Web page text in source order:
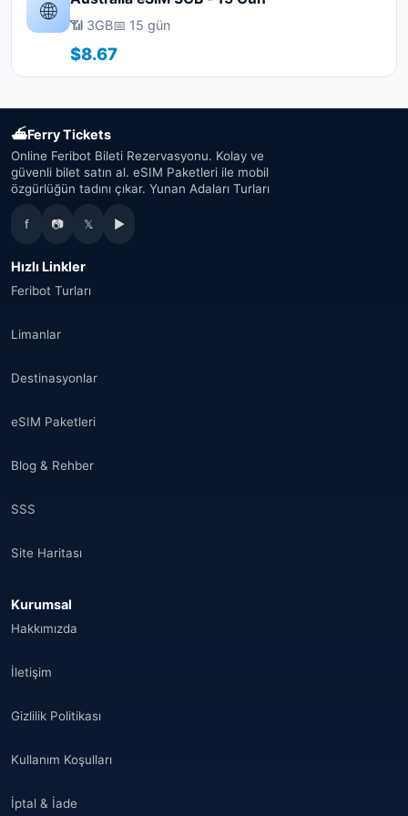
🌐
📶 3GB📅 15 gün
$8.67
⛴Ferry Tickets
Online Feribot Bileti Rezervasyonu. Kolay ve
güvenli bilet satın al. eSIM Paketleri ile mobil
özgürlüğün tadını çıkar. Yunan Adaları Turları
f 📷 𝕏 ▶
Hızlı Linkler
Feribot Turları
Limanlar
Destinasyonlar
eSIM Paketleri
Blog & Rehber
SSS
Site Haritası
Kurumsal
Hakkımızda
İletişim
Gizlilik Politikası
Kullanım Koşulları
İptal & İade